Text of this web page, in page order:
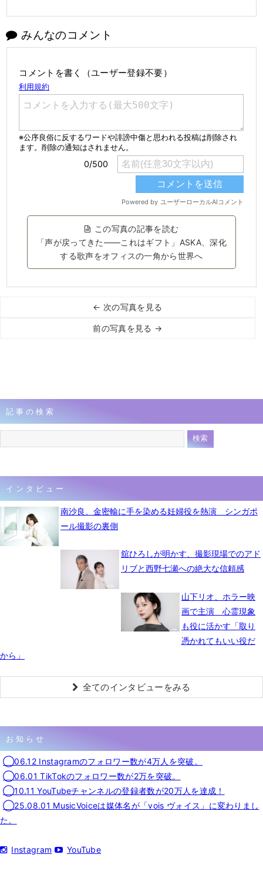
みんなのコメント
コメントを書く（ユーザー登録不要）
この写真の記事を読む
「声が戻ってきた――これはギフト」ASKA、深化
する歌声をオフィスの一角から世界へ
← 次の写真を見る
前の写真を見る →
記事の検索
インタビュー
南沙良、金密輸に手を染める妊婦役を熱演 シンガポ
ール撮影の裏側
舘ひろしが明かす、撮影現場でのアド
リブと西野七瀬への絶大な信頼感
山下リオ、ホラー映
画で主演 心霊現象
も役に活かす「取り
憑かれてもいい役だ
から」
全てのインタビューをみる
お知らせ
◯06.12 Instagramのフォロワー数が4万人を突破。
◯06.01 TikTokのフォロワー数が2万を突破。
◯10.11 YouTubeチャンネルの登録者数が20万人を達成！
◯25.08.01 MusicVoiceは媒体名が「vois ヴォイス」に変わりまし
た。
Instagram YouTube